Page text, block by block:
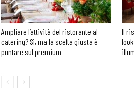
Ampliare l’attività del ristorante al
catering? Sì, ma la scelta giusta è
puntare sul premium
Il